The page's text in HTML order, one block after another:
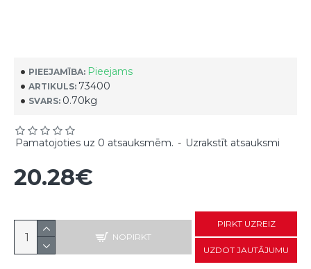
PIEEJAMĪBA: Pieejams
ARTIKULS: 73400
SVARS: 0.70kg
Pamatojoties uz 0 atsauksmēm. - Uzrakstīt atsauksmi
20.28€
NOPIRKT
PIRKT UZREIZ
UZDOT JAUTĀJUMU